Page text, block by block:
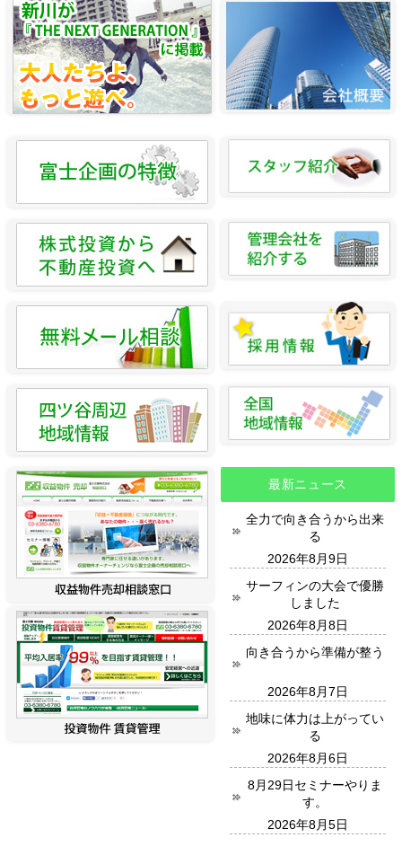
最新ニュース
全力で向き合うから出来
る
2026年8月9日
サーフィンの大会で優勝
しました
2026年8月8日
向き合うから準備が整う
2026年8月7日
地味に体力は上がってい
る
2026年8月6日
8月29日セミナーやりま
す。
2026年8月5日